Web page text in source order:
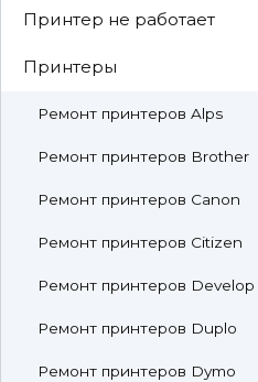
Принтер не работает
Принтеры
Ремонт принтеров Alps
Ремонт принтеров Brother
Ремонт принтеров Canon
Ремонт принтеров Citizen
Ремонт принтеров Develop
Ремонт принтеров Duplo
Ремонт принтеров Dymo